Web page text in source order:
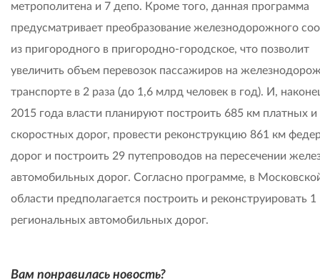
метрополитена и 7 депо. Кроме того, данная программа
предусматривает преобразование железнодорожного
из пригородного в пригородно-городское, что позволит
увеличить объем перевозок пассажиров на
транспорте в 2 раза (до 1,6 млрд человек в год). И,
2015 года власти планируют построить 685 км платных и
скоростных дорог, провести реконструкцию 861 км
дорог и построить 29 путепроводов на пересечении
автомобильных дорог. Согласно программе, в
области предполагается построить и реконструировать
региональных автомобильных дорог.
Вам понравилась новость?